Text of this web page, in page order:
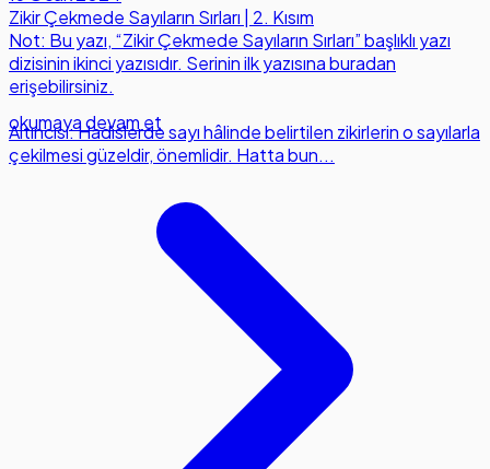
Zikir Çekmede Sayıların Sırları | 2. Kısım
Not: Bu yazı, “Zikir Çekmede Sayıların Sırları” başlıklı yazı
dizisinin ikinci yazısıdır. Serinin ilk yazısına buradan
erişebilirsiniz.
Altıncısı: Hadislerde sayı hâlinde belirtilen zikirlerin o sayılarla
çekilmesi güzeldir, önemlidir. Hatta bun...
okumaya devam et